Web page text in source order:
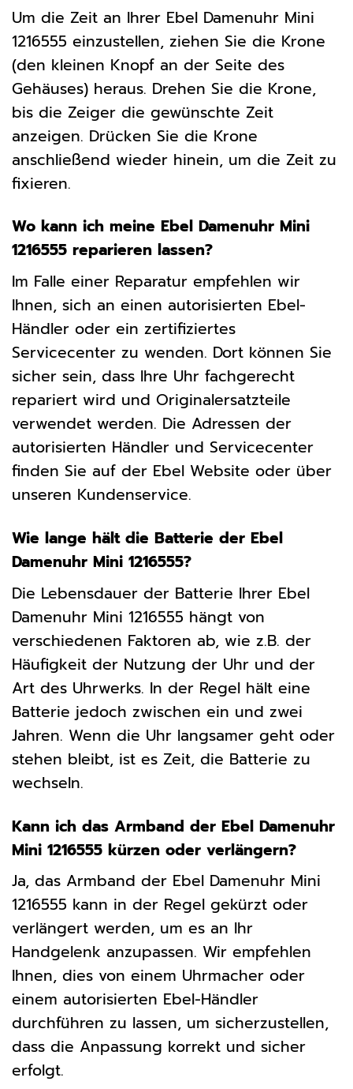
Um die Zeit an Ihrer Ebel Damenuhr Mini
1216555 einzustellen, ziehen Sie die Krone
(den kleinen Knopf an der Seite des
Gehäuses) heraus. Drehen Sie die Krone,
bis die Zeiger die gewünschte Zeit
anzeigen. Drücken Sie die Krone
anschließend wieder hinein, um die Zeit zu
fixieren.
Wo kann ich meine Ebel Damenuhr Mini
1216555 reparieren lassen?
Im Falle einer Reparatur empfehlen wir
Ihnen, sich an einen autorisierten Ebel-
Händler oder ein zertifiziertes
Servicecenter zu wenden. Dort können Sie
sicher sein, dass Ihre Uhr fachgerecht
repariert wird und Originalersatzteile
verwendet werden. Die Adressen der
autorisierten Händler und Servicecenter
finden Sie auf der Ebel Website oder über
unseren Kundenservice.
Wie lange hält die Batterie der Ebel
Damenuhr Mini 1216555?
Die Lebensdauer der Batterie Ihrer Ebel
Damenuhr Mini 1216555 hängt von
verschiedenen Faktoren ab, wie z.B. der
Häufigkeit der Nutzung der Uhr und der
Art des Uhrwerks. In der Regel hält eine
Batterie jedoch zwischen ein und zwei
Jahren. Wenn die Uhr langsamer geht oder
stehen bleibt, ist es Zeit, die Batterie zu
wechseln.
Kann ich das Armband der Ebel Damenuhr
Mini 1216555 kürzen oder verlängern?
Ja, das Armband der Ebel Damenuhr Mini
1216555 kann in der Regel gekürzt oder
verlängert werden, um es an Ihr
Handgelenk anzupassen. Wir empfehlen
Ihnen, dies von einem Uhrmacher oder
einem autorisierten Ebel-Händler
durchführen zu lassen, um sicherzustellen,
dass die Anpassung korrekt und sicher
erfolgt.